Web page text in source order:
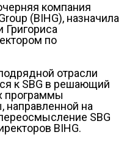
компания
(BIHG), назначила
Григориса
по
отрасли
к SBG в решающий
программы
направленной на
SBG
BIHG.